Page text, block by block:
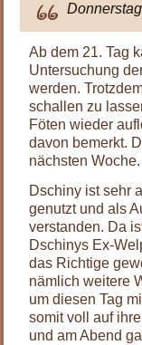
Ab dem 21. Tag
Untersuchung
werden.
schallen zu
Föten wieder
davon bemerkt.
nächsten Woche.
Dschiny ist sehr
genutzt und als
verstanden. Da
Dschinys Ex-
das Richtige
nämlich weitere
um diesen Tag
somit voll auf
und am Abend